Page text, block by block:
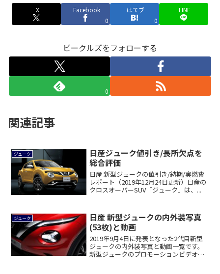
X
Facebook
0
はてブ
0
LINE
ビークルズをフォローする
0
関連記事
ジューク
日産ジューク値引き/長所欠点を
総合評価
日産 新型ジュークの値引き/納期/実燃費
レポート（2019年12月24日更新）日産の
クロスオーバーSUV「ジューク」は、...
ジューク
日産 新型ジュークの内外装写真
(53枚)と動画
2019年9月4日に発表となった2代目新型
ジュークの内外装写真と動画一覧です。
新型ジュークのプロモーションビデオ新